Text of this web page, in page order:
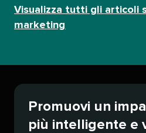
Visualizza tutti gli articoli
marketing​​
Promuovi un
più intelligente e